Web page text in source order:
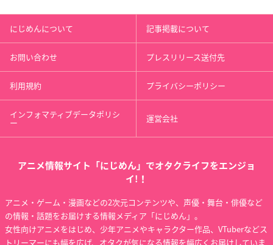
にじめんについて 記事掲載について
お問い合わせ プレスリリース送付先
利用規約 プライバシーポリシー
インフォマティブデータポリシ
ー 運営会社
アニメ情報サイト「にじめん」でオタクライフをエンジョ
イ!！
アニメ・ゲーム・漫画などの2次元コンテンツや、声優・舞台・俳優など
の情報・話題をお届けする情報メディア「にじめん」。
女性向けアニメをはじめ、少年アニメやキャラクター作品、VTuberなどス
トリーマーにも幅を広げ、オタクが気になる情報を幅広くお届けしていま